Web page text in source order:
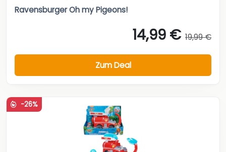
Ravensburger Oh my Pigeons!
14,99 € 19,99 €
Zum Deal
-26%